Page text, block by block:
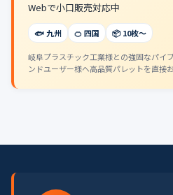
Webで小口販売対応中
🐟 九州 🍊 四国 📦 10枚〜
岐阜プラスチック工業様との強固なパイ
ンドユーザー様へ高品質パレットを直接